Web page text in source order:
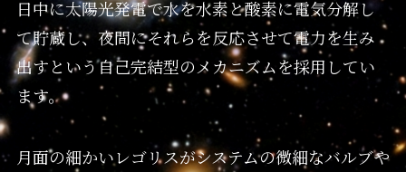
日中に太陽光発電で水を水素と酸素に電気分解し
て貯蔵し、夜間にそれらを反応させて電力を生み
出すという自己完結型のメカニズムを採用してい
ます。
月面の細かいレゴリスがシステムの微細なバルブや